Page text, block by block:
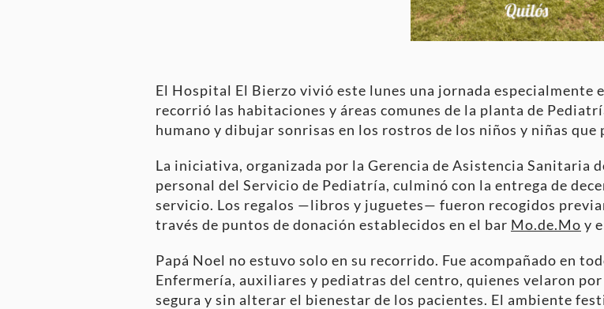
El Hospital El Bierzo vivió este lunes una jornada especialmente
recorrió las habitaciones y áreas comunes de la planta de
humano y dibujar sonrisas en los rostros de los niños y niñas que
La iniciativa, organizada por la Gerencia de Asistencia Sanitaria
personal del Servicio de Pediatría, culminó con la entrega de
servicio. Los regalos —libros y juguetes— fueron recogidos
través de puntos de donación establecidos en el bar Mo.de.Mo y
Papá Noel no estuvo solo en su recorrido. Fue acompañado en
Enfermería, auxiliares y pediatras del centro, quienes velaron
segura y sin alterar el bienestar de los pacientes. El ambiente